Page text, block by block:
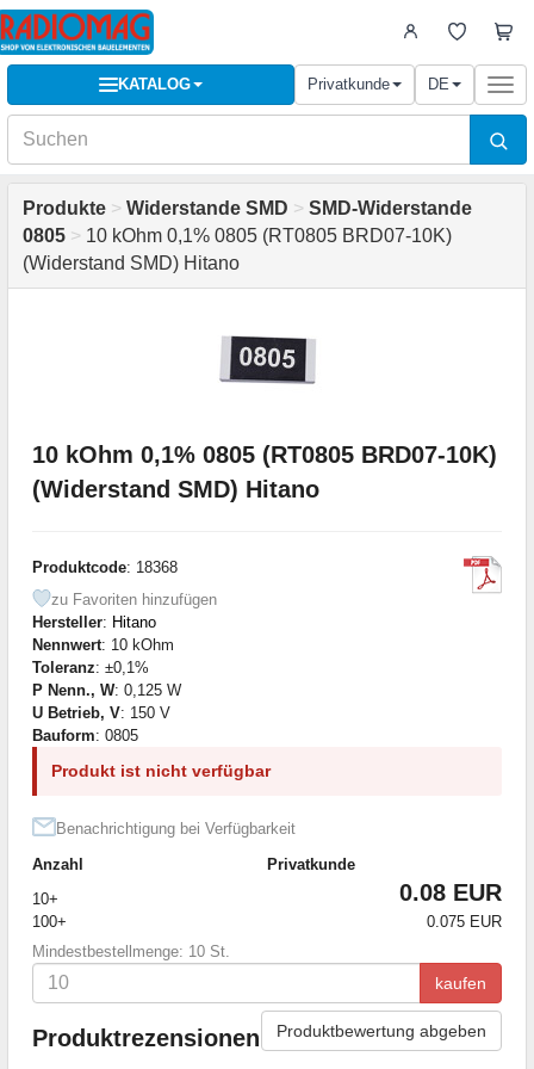
KATALOG Privatkunde DE
Produkte > Widerstande SMD > SMD-Widerstande
0805 > 10 kOhm 0,1% 0805 (RT0805 BRD07-10K)
(Widerstand SMD) Hitano
10 kOhm 0,1% 0805 (RT0805 BRD07-10K)
(Widerstand SMD) Hitano
Produktcode: 18368
zu Favoriten hinzufügen
Hersteller: Hitano
Nennwert: 10 kOhm
Toleranz: ±0,1%
P Nenn., W: 0,125 W
U Betrieb, V: 150 V
Bauform: 0805
Produkt ist nicht verfügbar
Benachrichtigung bei Verfügbarkeit
Anzahl
Privatkunde
10+
0.08 EUR
100+
0.075 EUR
Mindestbestellmenge: 10 St.
kaufen
Produktrezensionen Produktbewertung abgeben